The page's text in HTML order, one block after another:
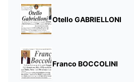
Otello GABRIELLONI
Franco BOCCOLINI